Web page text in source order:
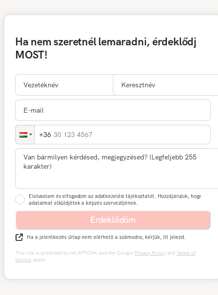
Ha nem szeretnél lemaradni, érdeklődj
MOST!
30 123 4567
Elolvastam és elfogadom az adatkezelési tájékoztatót. Hozzájárulok, hogy
adataimat elküldjétek a képzés szervezőjének.
Érdeklődöm
Ha a jelentkezés űrlap nem elérhető a számodra, kérjük, itt jelezd.
This site is protected by reCAPTCHA and the Google Privacy Policy and Terms of
Service apply.